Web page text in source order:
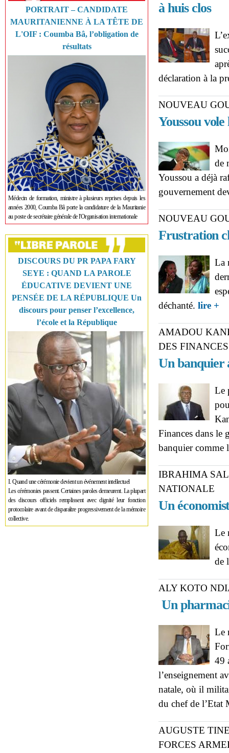
PORTRAIT – CANDIDATE
MAURITANIENNE À LA TÊTE DE
L'OIF : Coumba Bâ, l’obligation de
résultats
Médecin de formation, ministre à plusieurs reprises depuis les
années 2000, Coumba Bâ porte la candidature de la Mauritanie
au poste de secrétaire générale de l'Organisation internationale
DISCOURS DU PR PAPA FARY
SEYE : QUAND LA PAROLE
ÉDUCATIVE DEVIENT UNE
PENSÉE DE LA RÉPUBLIQUE Un
discours pour penser l’excellence,
l’école et la République
I. Quand une cérémonie devient un événement intellectuel
Les cérémonies passent. Certaines paroles demeurent. La plupart
des discours officiels remplissent avec dignité leur fonction
protocolaire avant de disparaître progressivement de la mémoire
collective.
à huis clos
déclaration à la
NOUVEAU
Youssou
de
Youssou a déjà
gouvernement
NOUVEAU
Frustration
La
déchanté. lire +
AMADOU
DES FINANCES
Un banquier
Le
Finances dans le
banquier
IBRAHIMA
NATIONALE
Un
Le
de
ALY KOTO
Un
Le
49
l’enseignement
natale, où il
du chef de
AUGUSTE
FORCES